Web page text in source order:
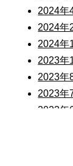
2024年
2024年
2024年
2023年
2023年
2023年
2023年